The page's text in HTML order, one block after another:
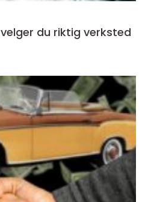
du riktig verksted